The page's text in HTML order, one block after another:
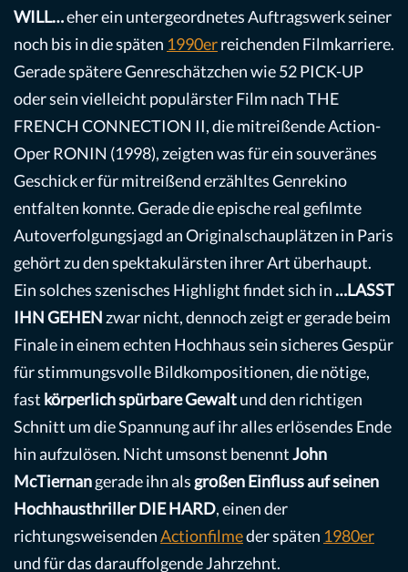
WILL…eher ein untergeordnetes Auftragswerk seiner
noch bis in die späten 1990erreichenden Filmkarriere.
Gerade spätere Genreschätzchen wie 52 PICK-UP
oder sein vielleicht populärster Film nach THE
FRENCH CONNECTION II, die mitreißende Action-
Oper RONIN (1998), zeigten was für ein souveränes
Geschick er für mitreißend erzähltes Genrekino
entfalten konnte. Gerade die epische real gefilmte
Autoverfolgungsjagd an Originalschauplätzen in Paris
gehört zu den spektakulärsten ihrer Art überhaupt.
Ein solches szenisches Highlight findet sich in…LASST
IHN GEHEN zwar nicht, dennoch zeigt er gerade beim
Finale in einem echten Hochhaus sein sicheres Gespür
für stimmungsvolle Bildkompositionen, die nötige,
fast körperlich spürbare Gewaltund den richtigen
Schnitt um die Spannung auf ihr alles erlösendes Ende
hin aufzulösen. Nicht umsonst benenntJohn
McTiernangerade ihn als großen Einfluss auf seinen
Hochhausthriller DIE HARD, einen der
richtungsweisendenActionfilmeder späten 1980er
und für das darauffolgende Jahrzehnt.